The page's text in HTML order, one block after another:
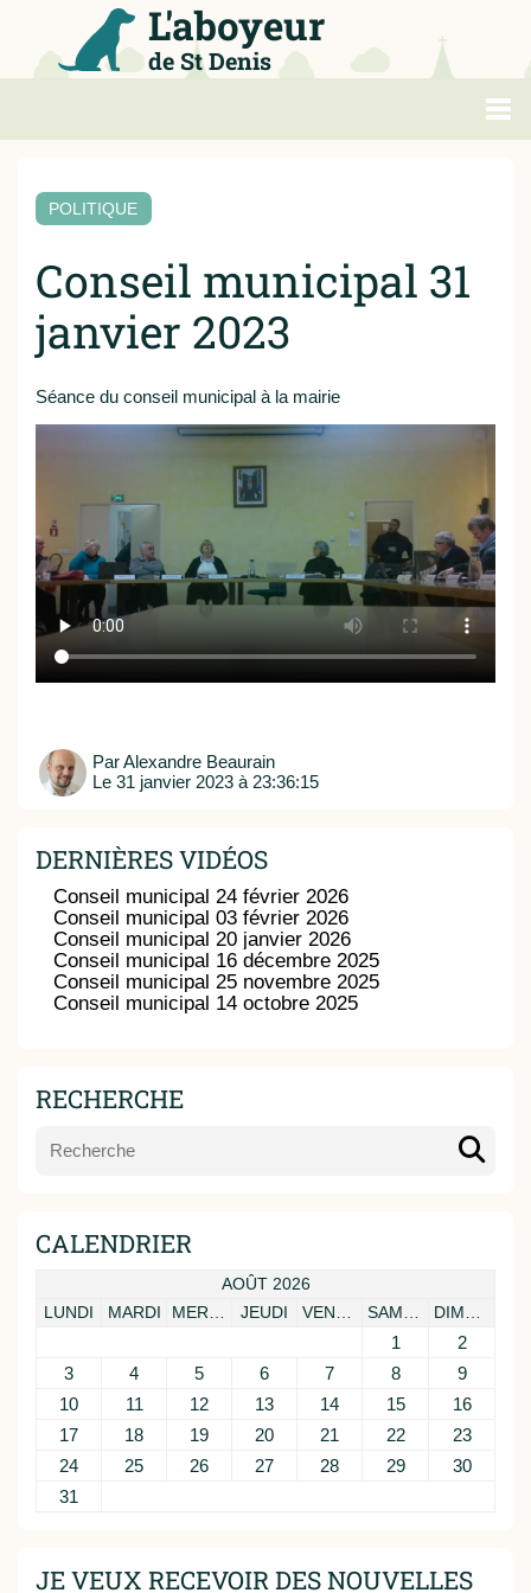
L'aboyeur
de St Denis
Loisirs
Métropole
Agenda
Sports
POLITIQUE
Conseil municipal 31
janvier 2023
Séance du conseil municipal à la mairie
ParAlexandre Beaurain
Le 31 janvier 2023 à 23:36:15
DERNIÈRES VIDÉOS
Conseil municipal 24 février 2026
Conseil municipal 03 février 2026
Conseil municipal 20 janvier 2026
Conseil municipal 16 décembre 2025
Conseil municipal 25 novembre 2025
Conseil municipal 14 octobre 2025
RECHERCHE
CALENDRIER
AOÛT 2026
LUNDI
MARDI MERCREDI JEUDI VENDREDI SAMEDI DIMANCHE
1
2
3
4 5 6 7 8
9
10
11 12 13 14 15
16
17
18 19 20 21 22
23
24
25 26 27 28 29
30
31
JE VEUX RECEVOIR DES NOUVELLES